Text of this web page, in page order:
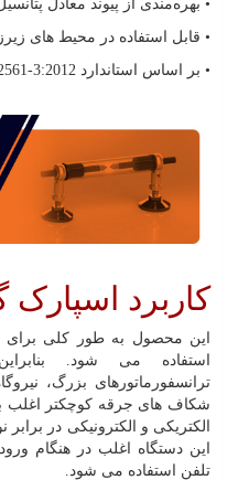
• بهره‌مندی از پیوند معادل
• قابل استفاده در محیط های
• بر اساس استاندارد 3:2012
کاربرد
این محصول به طور کلی برای
استفاده می شود.
ترانسفورماتورهای بزرگ،
شکاف های جرقه کوچکتر اغلب
الکتریکی و الکترونیکی در برابر
این دستگاه اغلب در هنگام
تلفن استفاده می شود.